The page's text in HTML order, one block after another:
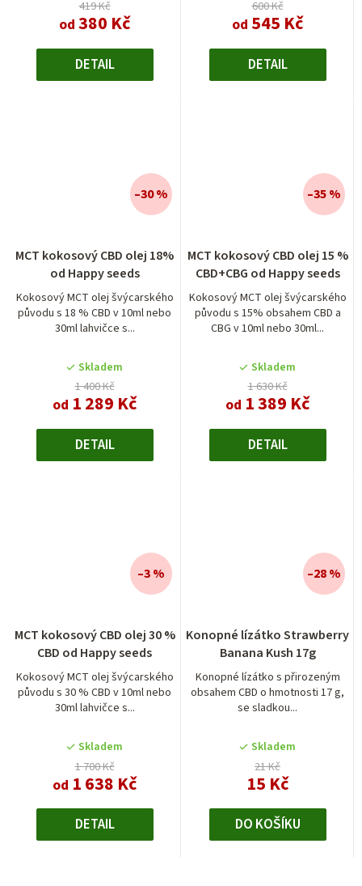
419 Kč
od 380 Kč
DETAIL
600 Kč
od 545 Kč
DETAIL
MCT kokosový CBD olej 18%
od Happy seeds
Kokosový MCT olej švýcarského
původu s 18 % CBD v 10ml nebo
30ml lahvičce s...
Skladem
1 400 Kč
od 1 289 Kč
–30 %
DETAIL
MCT kokosový CBD olej 15 %
CBD+CBG od Happy seeds
Kokosový MCT olej švýcarského
původu s 15% obsahem CBD a
CBG v 10ml nebo 30ml...
Skladem
1 630 Kč
od 1 389 Kč
–35 %
DETAIL
MCT kokosový CBD olej 30 %
CBD od Happy seeds
Kokosový MCT olej švýcarského
původu s 30 % CBD v 10ml nebo
30ml lahvičce s...
Skladem
1 700 Kč
od 1 638 Kč
–3 %
DETAIL
Konopné lízátko Strawberry
Banana Kush 17g
Konopné lízátko s přirozeným
obsahem CBD o hmotnosti 17 g,
se sladkou...
Skladem
21 Kč
15 Kč
–28 %
DO KOŠÍKU